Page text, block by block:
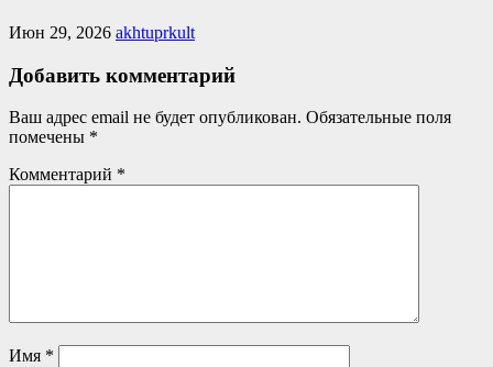
Июн 29, 2026 akhtuprkult
Добавить комментарий
Ваш адрес email не будет опубликован. Обязательные поля
помечены *
Комментарий *
Имя *